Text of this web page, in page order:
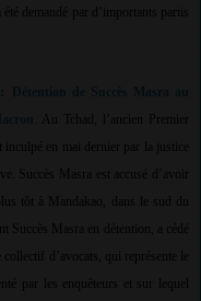
demandé par d’importants partis
. Au Tchad, l’ancien Premier
en mai dernier par la justice
Succès Masra est accusé d’avoir
tôt à Mandakao, dans le sud du
Succès Masra en détention, a cédé
d’avocats, qui représente le
par les enquêteurs et sur lequel